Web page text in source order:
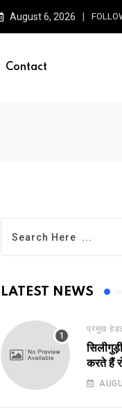
August 6, 2026
Contact
LATEST NEWS
प्रमुख
करते हैं